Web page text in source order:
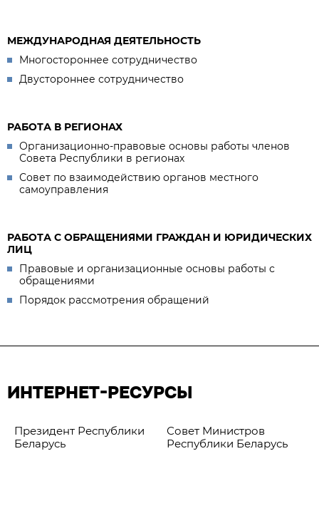
МЕЖДУНАРОДНАЯ ДЕЯТЕЛЬНОСТЬ
Многостороннее сотрудничество
Двустороннее сотрудничество
РАБОТА В РЕГИОНАХ
Организационно-правовые основы работы членов
Совета Республики в регионах
Совет по взаимодействию органов местного
самоуправления
РАБОТА С ОБРАЩЕНИЯМИ ГРАЖДАН И ЮРИДИЧЕСКИХ
ЛИЦ
Правовые и организационные основы работы с
обращениями
Порядок рассмотрения обращений
ИНТЕРНЕТ-РЕСУРСЫ
Президент Республики
Беларусь
Совет Министров
Республики Беларусь